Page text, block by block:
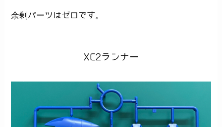
余剰パーツはゼロです。
XC2ランナー